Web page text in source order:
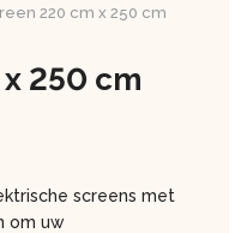
220 cm x 250 cm
250 cm
screens met
om uw